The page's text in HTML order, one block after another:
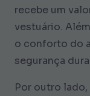
recebe um
vestuário.
o conforto do
segurança
Por outro